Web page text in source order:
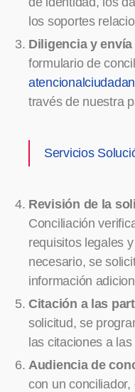
los soportes
Diligencia y
formulario de
través de nuestra
Servicios
Revisión de la
Conciliación
requisitos legales
necesario, se
información
Citación a las
solicitud, se
las citaciones a
Audiencia de
con un